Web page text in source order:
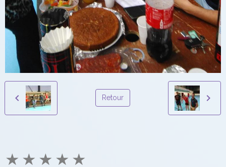
Retour
★ ★ ★ ★ ★